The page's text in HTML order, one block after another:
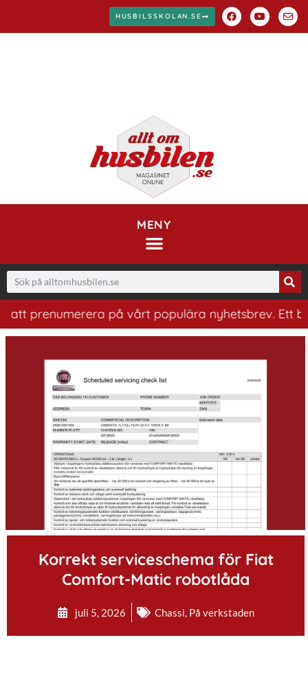
HUSBILSSKOLAN.SE
MENY
på vårt populära nyhetsbrev. Ett bra
Korrekt serviceschema för Fiat
Comfort-Matic robotlåda
juli 5, 2026 Chassi, På verkstaden